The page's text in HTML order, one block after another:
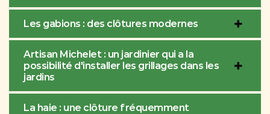
Les gabions : des clôtures modernes
Artisan Michelet : un jardinier qui a la
possibilité d'installer les grillages dans les
jardins
La haie : une clôture fréquemment